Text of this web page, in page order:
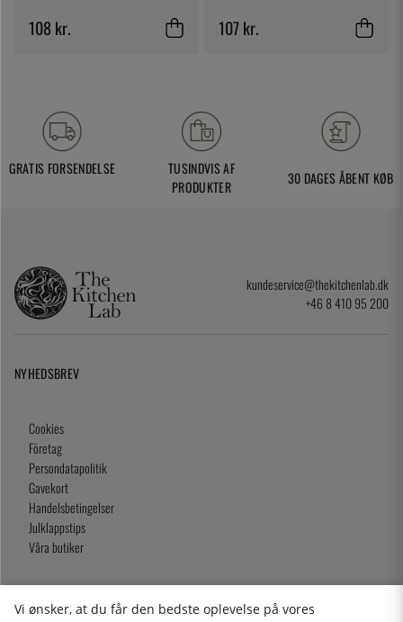
108 kr. 107 kr.
GRATIS FORSENDELSE
TUSINDVIS AF
PRODUKTER
30 DAGES ÅBENT KØB
kundeservice@thekitchenlab.dk
+46 8 410 95 200
NYHEDSBREV
Cookies
Företag
Persondatapolitik
Gavekort
Handelsbetingelser
Julklappstips
Våra butiker
Vi ønsker, at du får den bedste oplevelse på vores